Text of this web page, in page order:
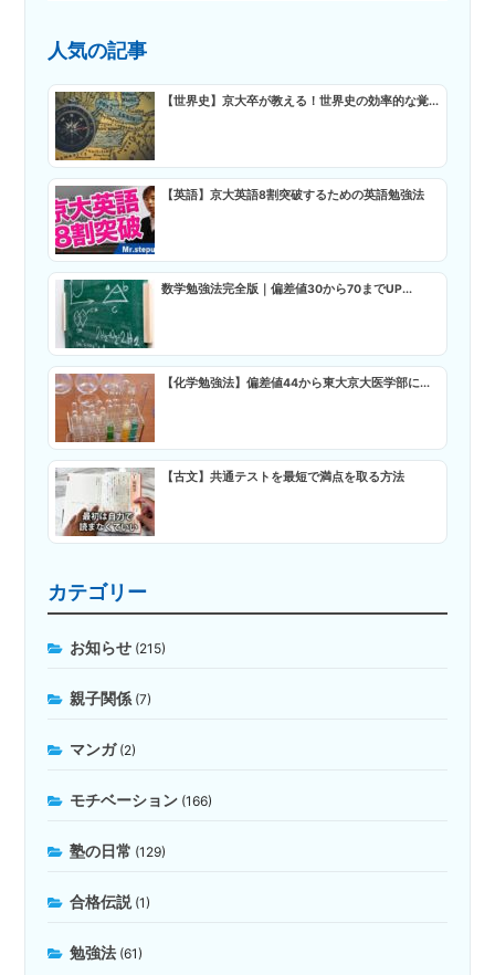
人気の記事
【世界史】京大卒が教える！世界史の効率的な覚...
【英語】京大英語8割突破するための英語勉強法
数学勉強法完全版｜偏差値30から70までUP...
【化学勉強法】偏差値44から東大京大医学部に...
【古文】共通テストを最短で満点を取る方法
カテゴリー
お知らせ (215)
親子関係 (7)
マンガ(2)
モチベーション (166)
塾の日常 (129)
合格伝説(1)
勉強法 (61)